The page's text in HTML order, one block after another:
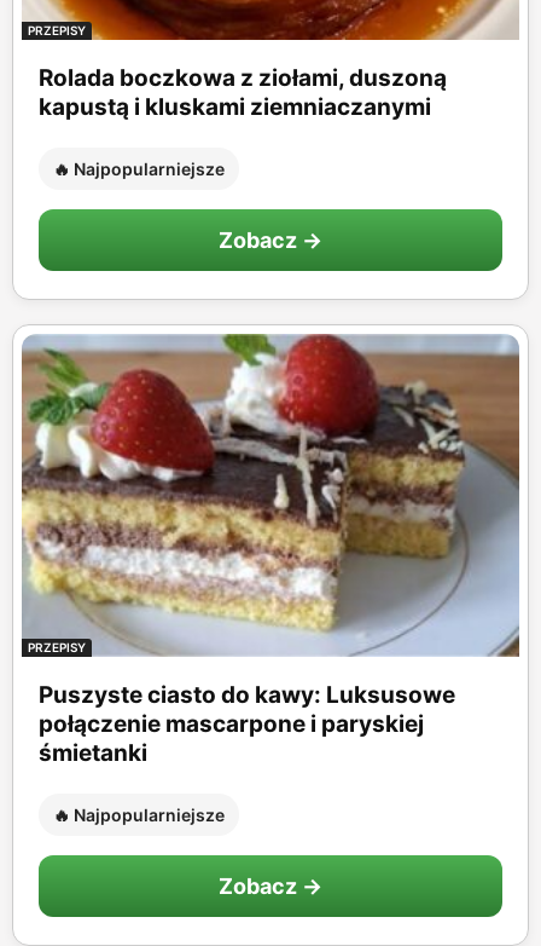
PRZEPISY
Rolada boczkowa z ziołami, duszoną
kapustą i kluskami ziemniaczanymi
🔥 Najpopularniejsze
Zobacz →
PRZEPISY
Puszyste ciasto do kawy: Luksusowe
połączenie mascarpone i paryskiej
śmietanki
🔥 Najpopularniejsze
Zobacz →